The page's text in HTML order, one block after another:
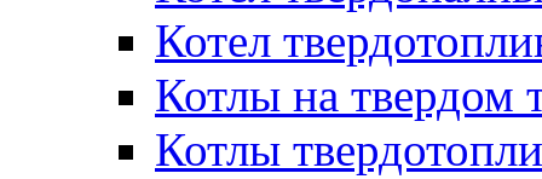
Котел
Котлы на твердом
Котлы